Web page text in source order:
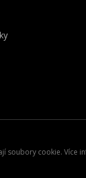
soubory cookie. Více